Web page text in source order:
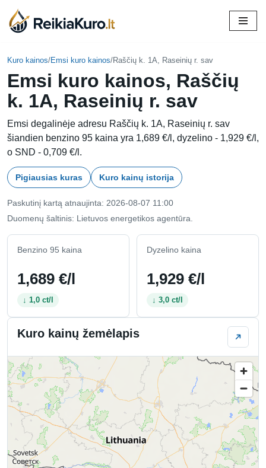
Skip
content
Kuro kainos/Emsi kuro kainos/Raščių k. 1A, Raseinių r. sav
Emsi kuro kainos, Raščių
k. 1A, Raseinių r. sav
Emsi degalinėje adresu Raščių k. 1A, Raseinių r. sav
šiandien benzino 95 kaina yra 1,689 €/l, dyzelino - 1,929 €/l,
o SND - 0,709 €/l.
Pigiausias kuras Kuro kainų istorija
Paskutinį kartą atnaujinta: 2026-08-07 11:00
Duomenų šaltinis: Lietuvos energetikos agentūra.
Benzino 95 kaina
1,689 €/l
↓ 1,0 ct/l
Dyzelino kaina
1,929 €/l
↓ 3,0 ct/l
Kuro kainų žemėlapis